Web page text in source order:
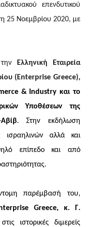
επενδυτικού
25 Νοεμβρίου 2020, με
Ελληνική Εταιρεία
( Enterprise Greece),
& Industry και το
Υποθέσεων της
. Στην εκδήλωση
ισραηλινών αλλά και
επίπεδο και από
παρέμβασή του,
Greece, κ. Γ.
ιστορικές διμερείς